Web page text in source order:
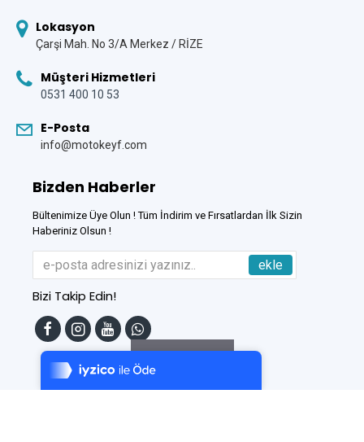
Tek Tıkla Ödeme Kolaylığı
7/24 Canlı Destek
%100 Sorunsuz Alışveriş
Lokasyon
Çarşi Mah. No 3/A Merkez / RİZE
Müşteri Hizmetleri
0531 400 10 53
E-Posta
info@motokeyf.com
Bizden Haberler
Bültenimize Üye Olun ! Tüm İndirim ve Fırsatlardan İlk Sizin
Haberiniz Olsun !
ekle
Bizi Takip Edin!
Filtreleme